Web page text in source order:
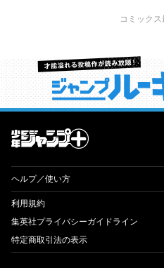
コミック
才能溢れる投稿作が読み
ヘルプ／使い方
利用規約
集英社プライバシーガイドライン
特定商取引法の表示